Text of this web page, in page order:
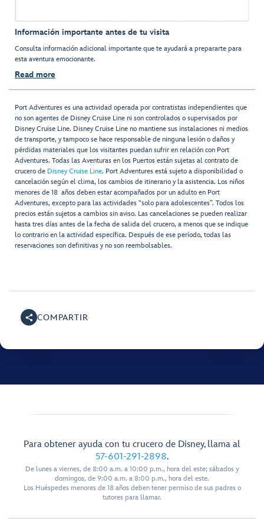
Información importante antes de tu visita
Consulta información adicional importante que te ayudará a prepararte para
esta aventura emocionante.
Read more
Port Adventures es una actividad operada por contratistas independientes que
no son agentes de Disney Cruise Line ni son controlados o supervisados por
Disney Cruise Line. Disney Cruise Line no mantiene sus instalaciones ni medios
de transporte, y tampoco se hace responsable de ninguna lesión o daños y
pérdidas materiales que los visitantes puedan sufrir en relación con Port
Adventures. Todas las Aventuras en los Puertos están sujetas al contrato de
crucero de Disney Cruise Line. Port Adventures está sujeto a disponibilidad o
cancelación según el clima, los cambios de itinerario y la asistencia. Los niños
menores de 18 años deben estar acompañados por un adulto en Port
Adventures, excepto para las actividades “solo para adolescentes”. Todos los
precios están sujetos a cambios sin aviso. Las cancelaciones se pueden realizar
hasta tres días antes de la fecha de salida del crucero, a menos que se indique
lo contrario en la actividad específica. Después de ese período, todas las
reservaciones son definitivas y no son reembolsables.
COMPARTIR
Para obtener ayuda con tu crucero de Disney, llama al
57-601-291-2898.
De lunes a viernes, de 8:00 a.m. a 10:00 p.m., hora del este; sábados y
domingos, de 9:00 a.m. a 8:00 p.m., hora del este.
Los Huéspedes menores de 18 años deben tener permiso de sus padres o
tutores para llamar.